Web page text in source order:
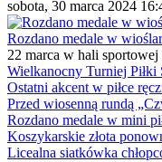
sobota, 30 marca 2024
Rozdano medale w
22 marca w hali
Wielkanocny Turniej Piłki
Ostatni akcent w piłce
Przed wiosenną rundą
Rozdano medale w mini
Koszykarskie złota
Licealna siatkówka